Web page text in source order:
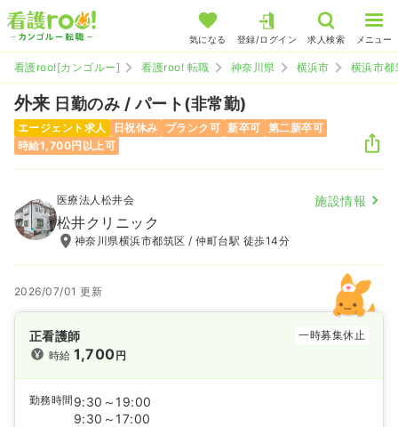
気になる 登録/ログイン 求人検索 メニュー
看護roo![カンゴルー] 看護roo! 転職 神奈川県 横浜市 横浜市都
外来 日勤のみ / パート(非常勤)
エージェント求人 日祝休み ブランク可 新卒可 第二新卒可
時給1,700円以上可
医療法人松井会 施設情報
松井クリニック
神奈川県横浜市都筑区 / 仲町台駅 徒歩14分
2026/07/01 更新
正看護師
一時募集休止
時給1,700円
勤務時間 9:30～19:00
9:30～17:00